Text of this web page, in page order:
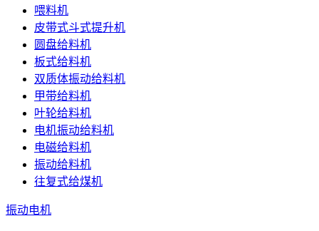
喂料机
皮带式斗式提升机
圆盘给料机
板式给料机
双质体振动给料机
甲带给料机
叶轮给料机
电机振动给料机
电磁给料机
振动给料机
往复式给煤机
振动电机